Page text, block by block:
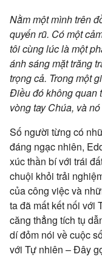
Nằm một mình trên
quyến rũ. Có một
tôi cùng lúc là một
ánh sáng mặt trăng
trọng cả. Trong một
Điều đó không quan
vòng tay Chúa, và
Số người từng có
đáng ngạc nhiên,
xúc thần bí với trái
chuội khỏi trải
của công việc và
ta đã mất kết nối với
căng thẳng tích tụ
dí đỏm nói về cuộc
với Tự nhiên – Đây